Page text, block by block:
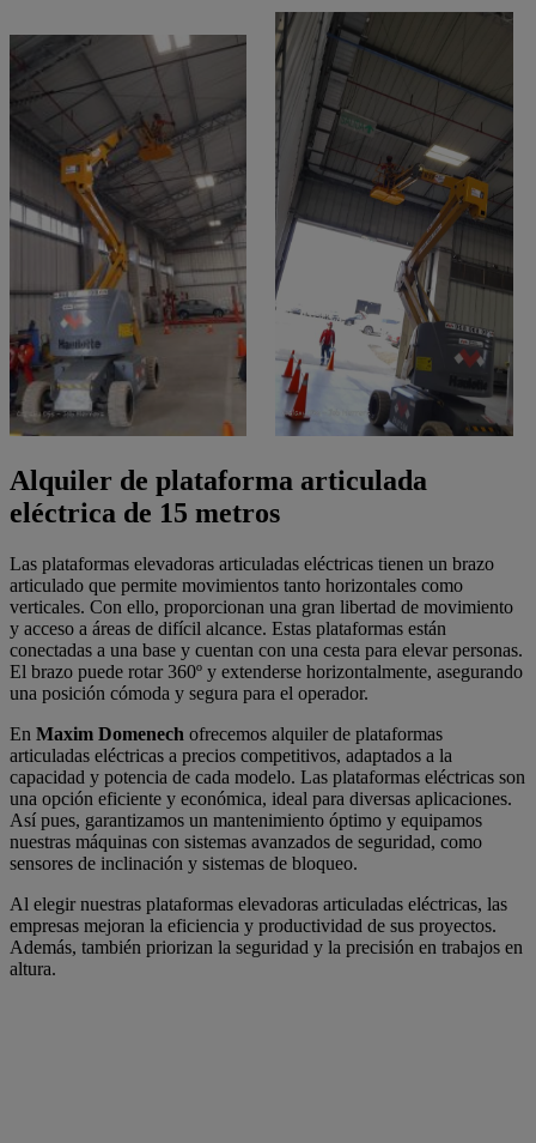
Alquiler de plataforma articulada
eléctrica de 15 metros
Las plataformas elevadoras articuladas eléctricas tienen un brazo
articulado que permite movimientos tanto horizontales como
verticales. Con ello, proporcionan una gran libertad de movimiento
y acceso a áreas de difícil alcance. Estas plataformas están
conectadas a una base y cuentan con una cesta para elevar personas.
El brazo puede rotar 360º y extenderse horizontalmente, asegurando
una posición cómoda y segura para el operador.
En Maxim Domenech ofrecemos alquiler de plataformas
articuladas eléctricas a precios competitivos, adaptados a la
capacidad y potencia de cada modelo. Las plataformas eléctricas son
una opción eficiente y económica, ideal para diversas aplicaciones.
Así pues, garantizamos un mantenimiento óptimo y equipamos
nuestras máquinas con sistemas avanzados de seguridad, como
sensores de inclinación y sistemas de bloqueo.
Al elegir nuestras plataformas elevadoras articuladas eléctricas, las
empresas mejoran la eficiencia y productividad de sus proyectos.
Además, también priorizan la seguridad y la precisión en trabajos en
altura.